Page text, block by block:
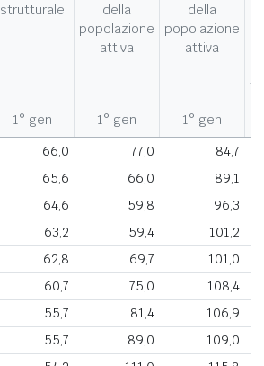
strutturale
della
popolazione
attiva
della
popolazione
attiva
1° gen 1° gen 1° gen
66,0 77,0
84,7
65,6 66,0
89,1
64,6 59,8
96,3
63,2 59,4
101,2
62,8 69,7
101,0
60,7 75,0
108,4
55,7 81,4
106,9
55,7 89,0
109,0